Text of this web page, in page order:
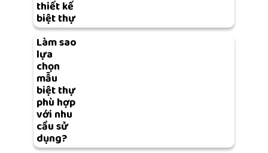
thiết kế
biệt thự
Làm sao
lựa
chọn
mẫu
biệt thự
phù hợp
với nhu
cầu sử
dụng?